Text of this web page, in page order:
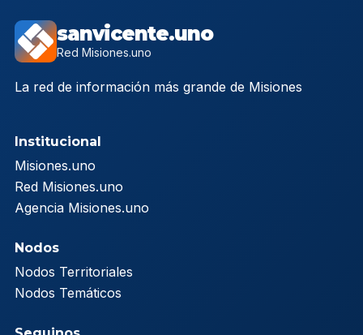
sanvicente.uno
Red Misiones.uno
La red de información más grande de Misiones
Institucional
Misiones.uno
Red Misiones.uno
Agencia Misiones.uno
Nodos
Nodos Territoriales
Nodos Temáticos